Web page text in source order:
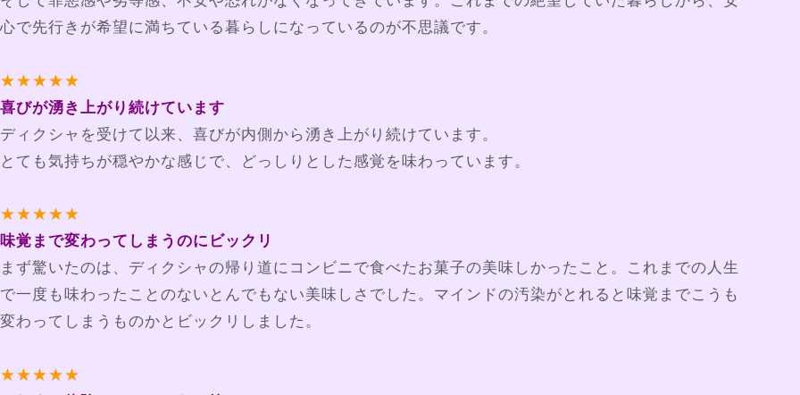
心で先行きが希望に満ちている暮らしになっているのが不思議です。
★★★★★
喜びが湧き上がり続けています
ディクシャを受けて以来、喜びが内側から湧き上がり続けています。
とても気持ちが穏やかな感じで、どっしりとした感覚を味わっています。
★★★★★
味覚まで変わってしまうのにビックリ
まず驚いたのは、ディクシャの帰り道にコンビニで食べたお菓子の美味しかったこと。これまでの人生
で一度も味わったことのないとんでもない美味しさでした。マインドの汚染がとれると味覚までこうも
変わってしまうものかとビックリしました。
★★★★★